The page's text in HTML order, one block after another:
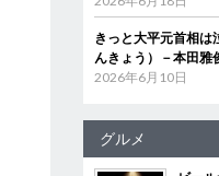
きっと大平元首相
んきょう）－本田雅
2026年6月10日
グルメ